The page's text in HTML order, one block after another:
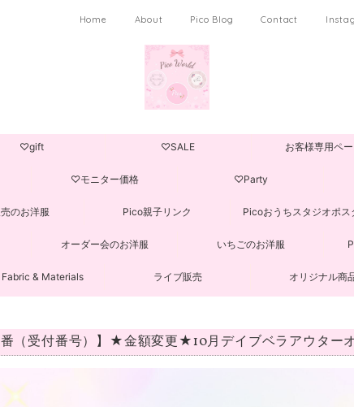
Home About Pico Blog Contact
♡gift ♡SALE お客様専用ペ
♡モニター価格 ♡Party
のお洋服 Pico親子リンク Picoおうちスタジオポス
オーダー会のお洋服 いちごのお洋服
& Materials ライブ販売 オリジナル商
番（受付番号）】★金額変更★10月デイブベラアウター